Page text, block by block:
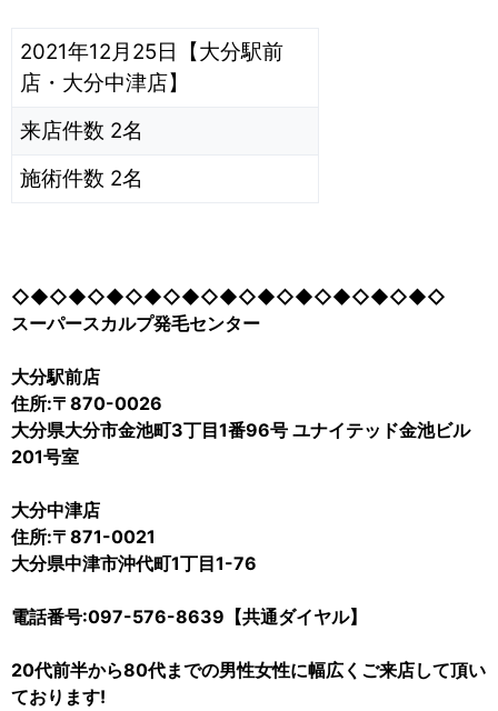
2021年12月25日【大分駅前
店・大分中津店】
来店件数 2名
施術件数 2名
◇◆◇◆◇◆◇◆◇◆◇◆◇◆◇◆◇◆◇◆◇◆◇
スーパースカルプ発毛センター
大分駅前店
住所:〒870-0026
大分県大分市金池町3丁目1番96号 ユナイテッド金池ビル
201号室
大分中津店
住所:〒871-0021
大分県中津市沖代町1丁目1-76
電話番号:097-576-8639【共通ダイヤル】
20代前半から80代までの男性女性に幅広くご来店して頂い
ております!